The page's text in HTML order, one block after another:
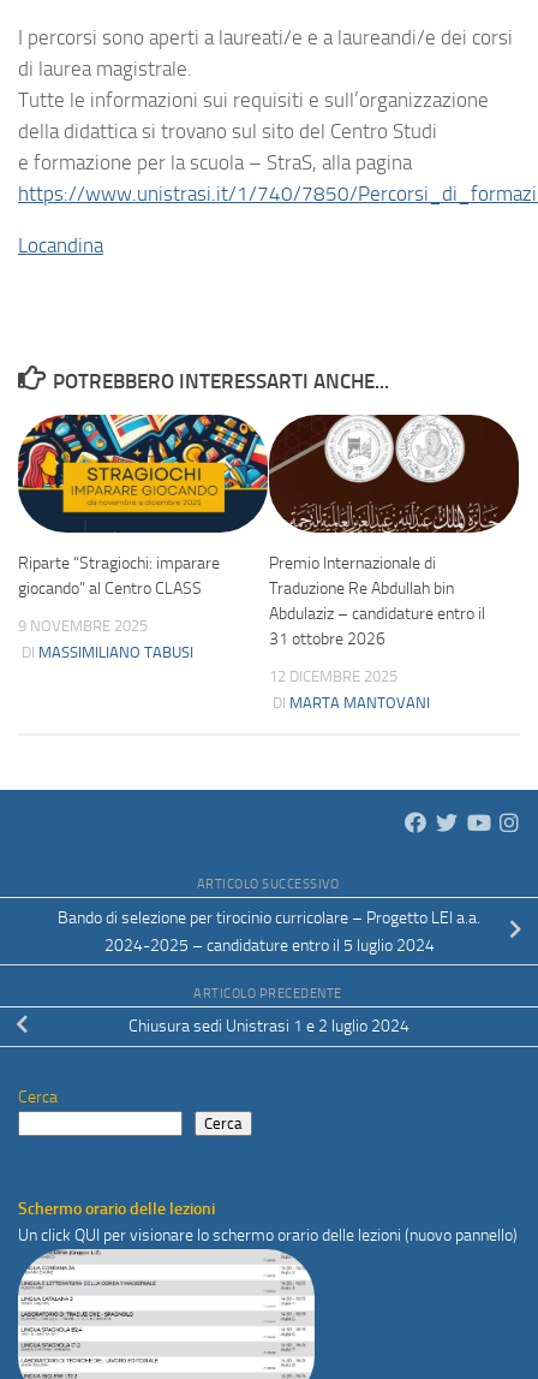
I percorsi sono aperti a laureati/e e a laureandi/e dei corsi
di laurea magistrale.
Tutte le informazioni sui requisiti e sull’organizzazione
della didattica si trovano sul sito del Centro Studi
e formazione per la scuola – StraS, alla pagina
https://www.unistrasi.it/1/740/7850/
Locandina
POTREBBERO INTERESSARTI ANCHE...
Riparte “Stragiochi: imparare
giocando” al Centro CLASS
9 NOVEMBRE 2025
DI MASSIMILIANO TABUSI
Premio Internazionale di
Traduzione Re Abdullah bin
Abdulaziz – candidature entro il
31 ottobre 2026
12 DICEMBRE 2025
DI MARTA MANTOVANI
ARTICOLO SUCCESSIVO
Bando di selezione per tirocinio curricolare – Progetto LEI a.a.
2024-2025 – candidature entro il 5 luglio 2024
ARTICOLO PRECEDENTE
Chiusura sedi Unistrasi 1 e 2 luglio 2024
Cerca
Cerca
Schermo orario delle lezioni
Un click QUI per visionare lo schermo orario delle lezioni (nuovo pannello)